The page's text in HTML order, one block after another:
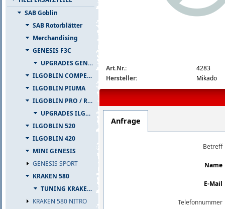
SAB Goblin
SAB Rotorblätter
Merchandising
GENESIS F3C
UPGRADES GENESIS F3C
ILGOBLIN COMPETIZIONE
ILGOBLIN PIUMA
ILGOBLIN PRO / RAW 700
UPGRADES ILGOBLIN PRO / RAW 700
ILGOBLIN 520
ILGOBLIN 420
MINI GENESIS
GENESIS SPORT
KRAKEN 580
TUNING KRAKEN 580
KRAKEN 580 NITRO
Art.Nr.:
4283
Hersteller:
Mikado
Anfrage
Betreff
Name
E-Mail
Telefonnummer